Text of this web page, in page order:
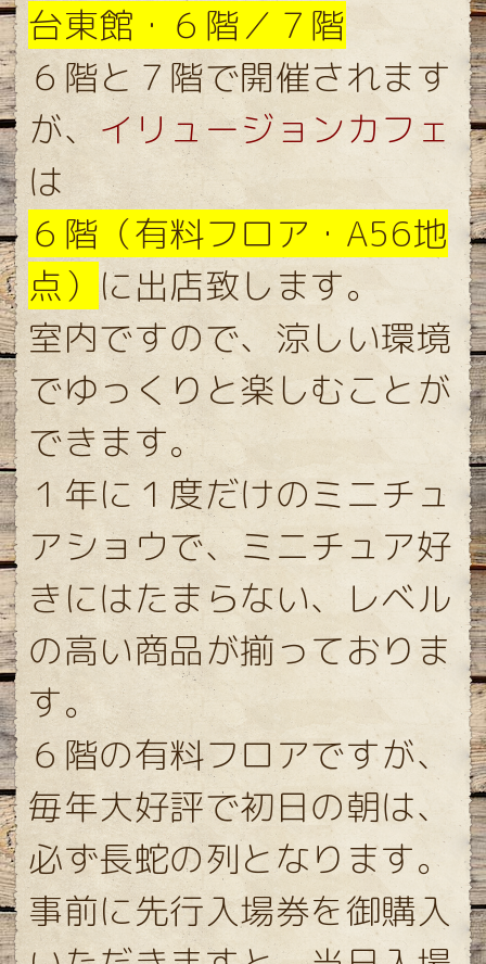
台東館・６階／７階
６階と７階で開催されます
が、 イリュージョンカフェ
は
６階（有料フロア・A56地
点） に出店致します。
室内ですので、涼しい環境
でゆっくりと楽しむことが
できます。
１年に１度だけのミニチュ
アショウで、ミニチュア好
きにはたまらない、レベル
の高い商品が揃っておりま
す。
６階の有料フロアですが、
毎年大好評で初日の朝は、
必ず長蛇の列となります。
事前に先行入場券を御購入